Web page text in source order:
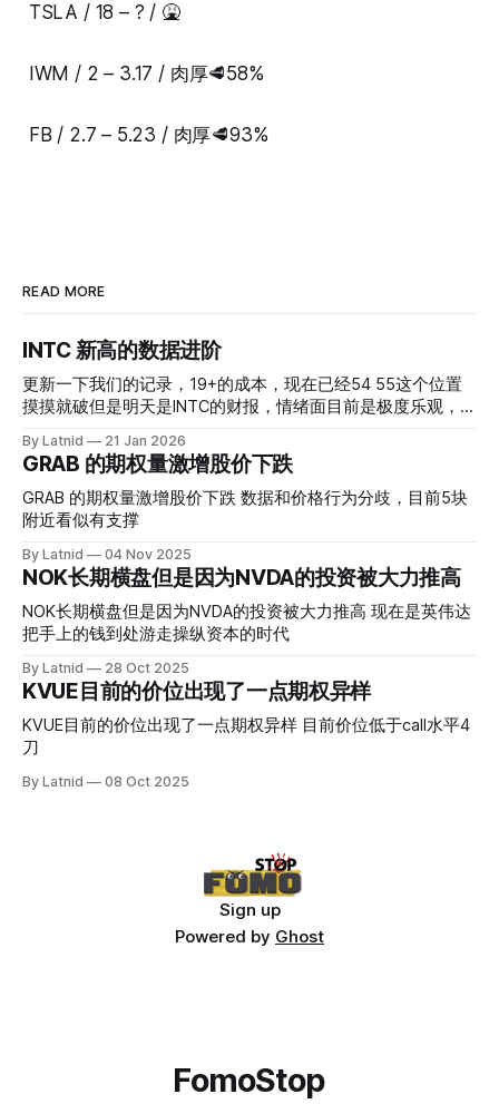
TSLA / 18 – ? / 🤮
IWM / 2 – 3.17 / 肉厚🥩58%
FB / 2.7 – 5.23 / 肉厚🥩93%
READ MORE
INTC 新高的数据进阶
更新一下我们的记录，19+的成本，现在已经54 55这个位置
摸摸就破但是明天是INTC的财报，情绪面目前是极度乐观，反
是突破前的支撑CC感觉可以做，放远些, 因为18A的经验还未
真正得到普遍大众的关注，当然财报可以继续出新消息顶一下
压力位置。 数据在70驻扎 整体呈现 47 – 60 短期位置
By Latnid 21 Jan 2026
GRAB 的期权量激增股价下跌
GRAB 的期权量激增股价下跌 数据和价格行为分歧，目前5块
附近看似有支撑
By Latnid 04 Nov 2025
NOK长期横盘但是因为NVDA的投资被大力推高
NOK长期横盘但是因为NVDA的投资被大力推高 现在是英伟达
把手上的钱到处游走操纵资本的时代
By Latnid 28 Oct 2025
KVUE目前的价位出现了一点期权异样
KVUE目前的价位出现了一点期权异样 目前价位低于call水平4
刀
By Latnid 08 Oct 2025
Sign up
Powered by Ghost
FomoStop